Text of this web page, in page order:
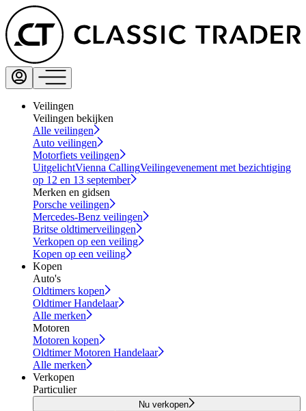
Veilingen
Veilingen bekijken
Alle veilingen
Auto veilingen
Motorfiets veilingen
UitgelichtVienna CallingVeilingevenement met bezichtiging
op 12 en 13 september
Merken en gidsen
Porsche veilingen
Mercedes-Benz veilingen
Britse oldtimerveilingen
Verkopen op een veiling
Kopen op een veiling
Kopen
Auto's
Oldtimers kopen
Oldtimer Handelaar
Alle merken
Motoren
Motoren kopen
Oldtimer Motoren Handelaar
Alle merken
Verkopen
Particulier
Nu verkopen